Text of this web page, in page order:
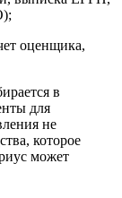
оценщика,
в
для
не
которое
может